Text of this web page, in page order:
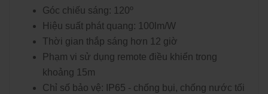
Góc chiếu sáng: 120º
Hiệu suất phát quang: 100lm/W
Thời gian thắp sáng hơn 12 giờ
Phạm vi sử dụng remote điều khiển trong
khoảng 15m
Chỉ số bảo vệ: IP65 - chống bụi, chống nước tối